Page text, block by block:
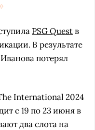
PSG Questв
В результате
Иванова потерял
International 2024
с 19 по 23 июня в
два слота на